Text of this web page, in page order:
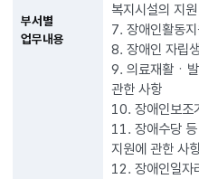
부서별
업무내용
복지시설의 지
7. 장애인활동
8. 장애인 자립
9. 의료재활ㆍ
관한 사항
10. 장애인보조
11. 장애수당
지원에 관한 사
12. 장애인일자